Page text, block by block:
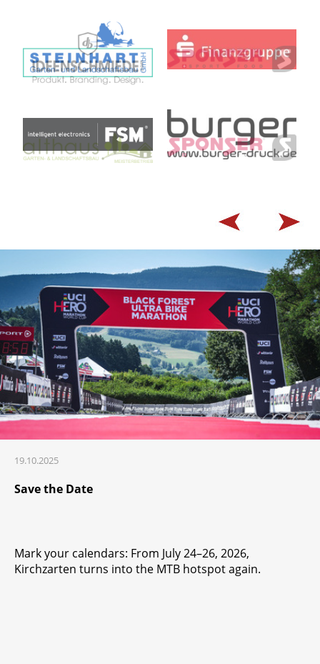
19.10.2025
Save the Date
Mark your calendars: From July 24–26, 2026,
Kirchzarten turns into the MTB hotspot again.